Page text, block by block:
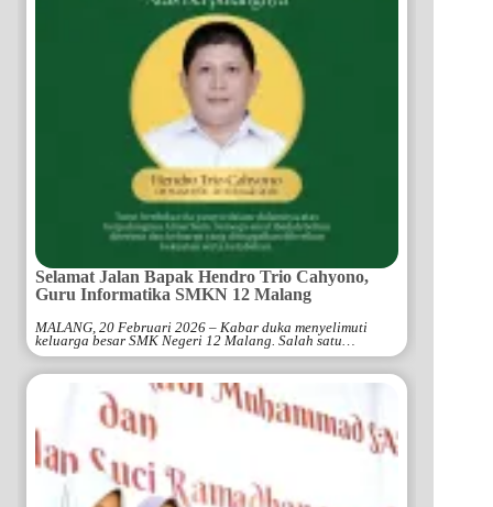
Selamat Jalan Bapak Hendro Trio Cahyono,
Guru Informatika SMKN 12 Malang
MALANG, 20 Februari 2026 – Kabar duka menyelimuti
keluarga besar SMK Negeri 12 Malang. Salah satu…